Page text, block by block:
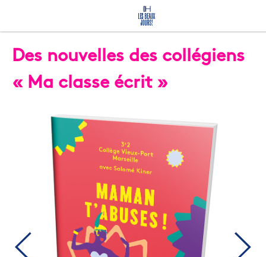
Des nouvelles des collégiens
« Ma classe écrit »